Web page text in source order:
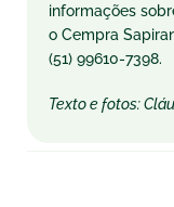
informações
o Cempra
(51) 99610-7398.
Texto e fotos: